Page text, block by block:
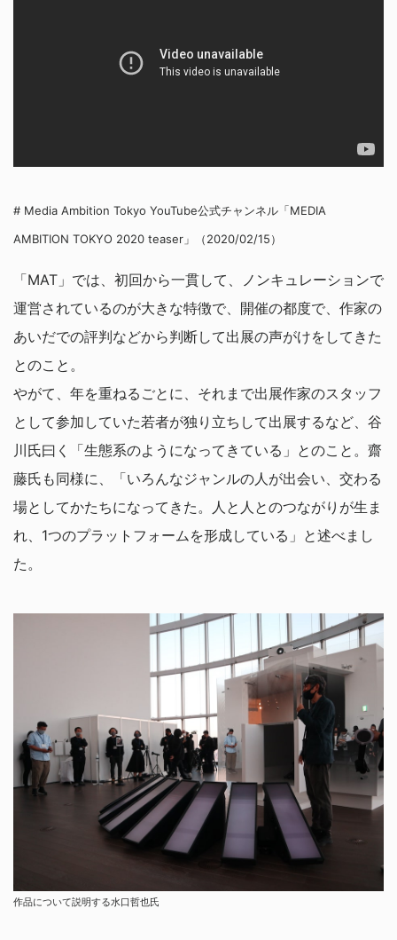
# Media Ambition Tokyo YouTube公式チャンネル「MEDIA
AMBITION TOKYO 2020 teaser」（2020/02/15）
「MAT」では、初回から一貫して、ノンキュレーションで
運営されているのが大きな特徴で、開催の都度で、作家の
あいだでの評判などから判断して出展の声がけをしてきた
とのこと。
やがて、年を重ねるごとに、それまで出展作家のスタッフ
として参加していた若者が独り立ちして出展するなど、谷
川氏曰く「生態系のようになってきている」とのこと。齋
藤氏も同様に、「いろんなジャンルの人が出会い、交わる
場としてかたちになってきた。人と人とのつながりが生ま
れ、1つのプラットフォームを形成している」と述べまし
た。
作品について説明する水口哲也氏